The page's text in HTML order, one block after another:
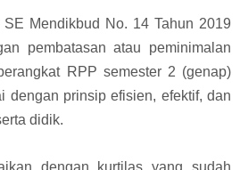
Mendikbud No. 14 Tahun 2019
pembatasan atau peminimalan
RPP semester 2 (genap)
dengan prinsip efisien, efektif, dan
didik.
dengan kurtilas yang sudah